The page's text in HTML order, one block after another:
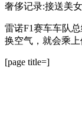
奢侈记录:接送美
雷诺F1赛车车队
换空气，就会乘上
[page title=]